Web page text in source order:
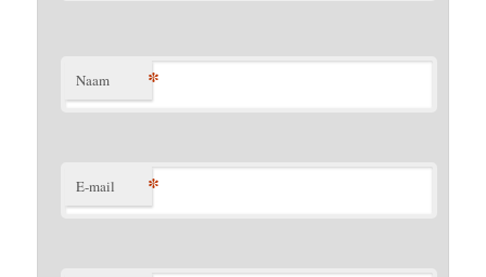
Naam *
E-mail *